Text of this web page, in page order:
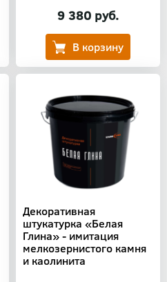
9 380 руб.
Декоративная
штукатурка «Белая
Глина» - имитация
мелкозернистого камня
и каолинита